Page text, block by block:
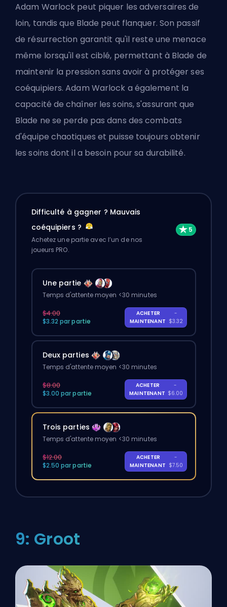
Adam Warlock peut piquer les adversaires de
loin, tandis que Blade peut flanquer. Son passif
de résurrection garantit qu'il reste une menace
même lorsqu'il est ciblé, permettant à Blade de
maintenir la pression sans avoir à protéger ses
coéquipiers. Adam Warlock a également la
capacité de chaîner les soins, s'assurant que
Blade ne se perde pas dans des combats
d'équipe chaotiques et puisse toujours obtenir
les soins dont il a besoin pour sa durabilité.
Difficulté à gagner ? Mauvais
coéquipiers ?
Achetez une partie avec l’un de nos
joueurs PRO.
Une partie
Temps d'attente moyen <30 minutes
$4.00
$3.32 par partie
ACHETER
MAINTENANT
-
$3.32
Deux parties
Temps d'attente moyen <30 minutes
$8.00
$3.00 par partie
ACHETER
MAINTENANT
-
$6.00
Trois parties
Temps d'attente moyen <30 minutes
$12.00
$2.50 par partie
ACHETER
MAINTENANT
-
$7.50
9: Groot